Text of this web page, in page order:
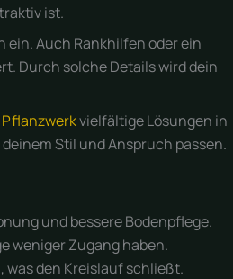
ist.
ein. Auch Rankhilfen oder ein
Durch solche Details wird dein
Pflanzwerkvielfältige Lösungen in
Stil und Anspruch passen.
und bessere Bodenpflege.
weniger Zugang haben.
was den Kreislauf schließt.